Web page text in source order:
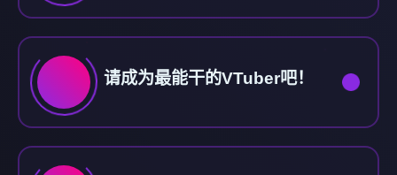
请成为最能干的VTuber吧！